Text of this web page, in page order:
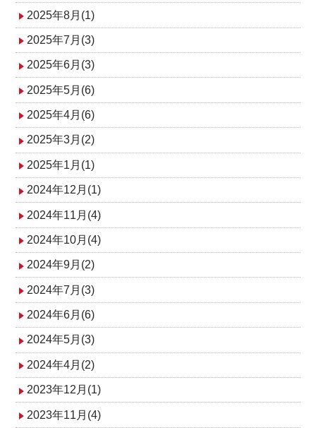
2025年8月(1)
2025年7月(3)
2025年6月(3)
2025年5月(6)
2025年4月(6)
2025年3月(2)
2025年1月(1)
2024年12月(1)
2024年11月(4)
2024年10月(4)
2024年9月(2)
2024年7月(3)
2024年6月(6)
2024年5月(3)
2024年4月(2)
2023年12月(1)
2023年11月(4)